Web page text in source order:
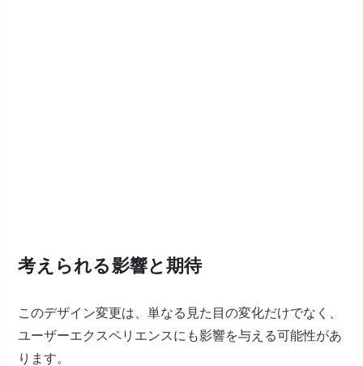
考えられる影響と期待
このデザイン変更は、単なる見た目の変化だけでなく、
ユーザーエクスペリエンスにも影響を与える可能性があ
ります。